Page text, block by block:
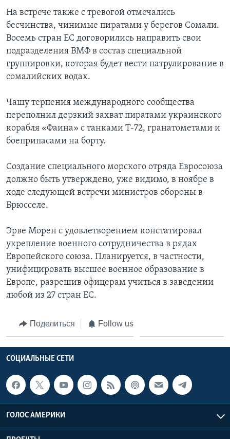
СОЦИАЛЬНЫЕ СЕТИ
Языки
На встрече также с тревогой отмечались
бесчинства, чинимые пиратами у берегов Сомали.
Восемь стран ЕС договорились направить свои
подразделения ВМФ в состав специальной
группировки, которая будет вести патрулирование в
сомалийских водах.
Чашу терпения международного сообщества
переполнил дерзкий захват пиратами украинского
корабля «Фаина» с танками Т-72, гранатометами и
боеприпасами на борту.
Создание специального морского отряда Евросоюза
должно быть утверждено, уже видимо, в ноябре в
ходе следующей встречи министров обороны в
Брюсселе.
Эрве Морен с удовлетворением констатировал
укрепление военного сотрудничества в рядах
Европейского союза. Планируется, в частности,
унифицировать высшее военное образование в
Европе, разрешив офицерам учиться в заведении
любой из 27 стран ЕС.
Поделиться Follow us
СОЦИАЛЬНЫЕ СЕТИ
ГОЛОС АМЕРИКИ